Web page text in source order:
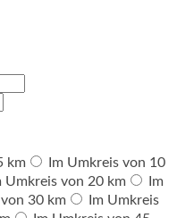
km
Im Umkreis von 10
Umkreis von 20 km
Im
30 km
Im Umkreis